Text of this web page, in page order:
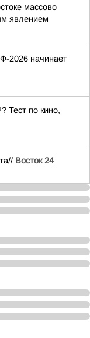
массово
явлением
2026 начинает
Тест по кино,
Восток 24